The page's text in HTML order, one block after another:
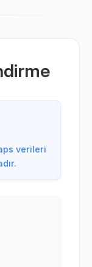
verileri